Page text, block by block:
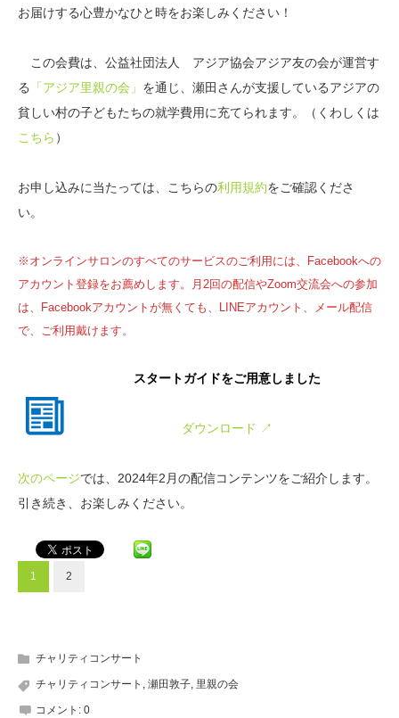
お届けする心豊かなひと時をお楽しみください！
この会費は、公益社団法人 アジア協会アジア友の会が運営す
る
「アジア里親の会」 を通じ、瀬田さんが支援しているアジアの
貧しい村の子どもたちの就学費用に充てられます。（くわしくは
こちら ）
お申し込みに当たっては、こちらの利用規約をご確認くださ
い。
※オンラインサロンのすべてのサービスのご利用には、Facebookへの
アカウント登録をお薦めします。月2回の配信やZoom交流会への参加
は、Facebookアカウントが無くても、LINEアカウント、メール配信
で、ご利用戴けます。
スタートガイドをご用意しました
ダウンロード ↗
次のページでは、2024年2月の配信コンテンツをご紹介します。
引き続き、お楽しみください。
1 2
チャリティコンサート
チャリティコンサート , 瀬田敦子, 里親の会
コメント: 0